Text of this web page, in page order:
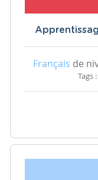
Français de
Tags